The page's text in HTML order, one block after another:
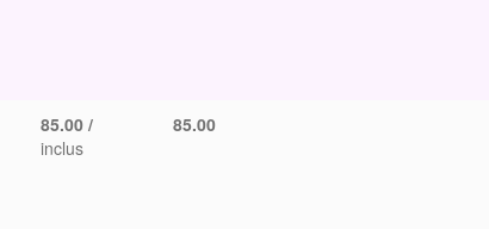
85.00 /
inclus
85.00